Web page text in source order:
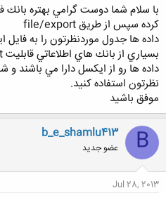
با سلام شما دوست گرامي بهتره بانك
كرده سپس از طريق file/export
داده ها جدول موردنظرتون را به فايل
بسياري از بانك هاي اطلاعاتي قابليت import
داده ها رو از ايكسل دارا مي باشند و
نظرتون استفاده كنيد.
موفق باشيد
B
b_e_shamlu413
عضو جدید
Jul 28, 2013